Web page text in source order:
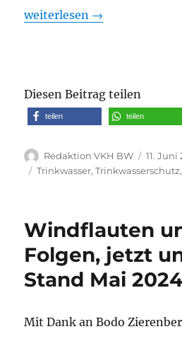
Rede zur Verleihung der
weiterlesen →
Diesen Beitrag teilen
teilen teilen
Autor
Redaktion VKH BW
am
11. Juni
Schlagwörter
Trinkwasser,Trinkwasserschutz
Windflauten
Folgen, jetzt
Stand Mai 2024
Mit Dank an Bodo